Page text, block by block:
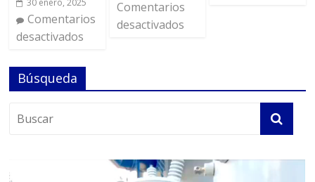
30 enero, 2025
Comentarios
desactivados
Comentarios
desactivados
Búsqueda